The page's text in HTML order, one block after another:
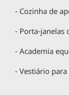
- Cozinha de
- Porta-janelas
- Academia
- Vestiário